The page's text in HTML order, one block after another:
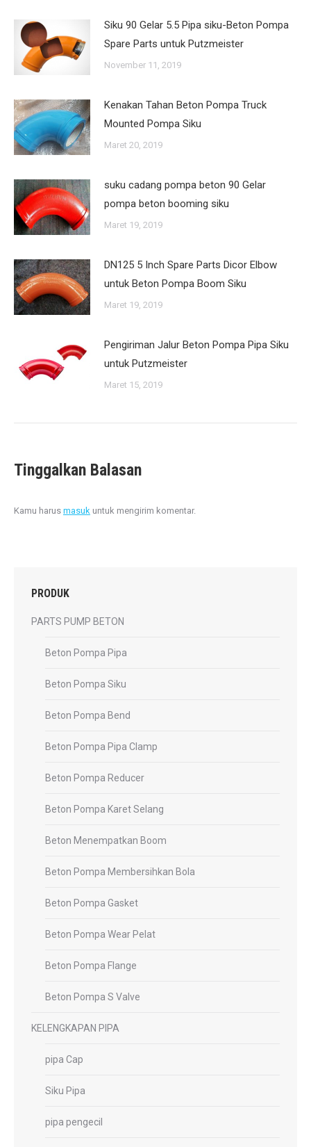
Siku 90 Gelar 5.5 Pipa siku-Beton Pompa
Spare Parts untuk Putzmeister
November 11, 2019
Kenakan Tahan Beton Pompa Truck
Mounted Pompa Siku
Maret 20, 2019
suku cadang pompa beton 90 Gelar
pompa beton booming siku
Maret 19, 2019
DN125 5 Inch Spare Parts Dicor Elbow
untuk Beton Pompa Boom Siku
Maret 19, 2019
Pengiriman Jalur Beton Pompa Pipa Siku
untuk Putzmeister
Maret 15, 2019
Tinggalkan Balasan
Kamu harus masuk untuk mengirim komentar.
PRODUK
PARTS PUMP BETON
Beton Pompa Pipa
Beton Pompa Siku
Beton Pompa Bend
Beton Pompa Pipa Clamp
Beton Pompa Reducer
Beton Pompa Karet Selang
Beton Menempatkan Boom
Beton Pompa Membersihkan Bola
Beton Pompa Gasket
Beton Pompa Wear Pelat
Beton Pompa Flange
Beton Pompa S Valve
KELENGKAPAN PIPA
pipa Cap
Siku Pipa
pipa pengecil